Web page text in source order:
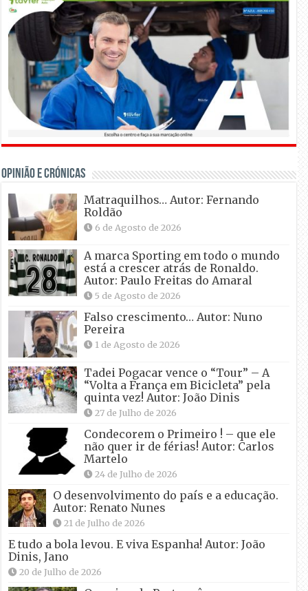
OPINIÃO E CRÓNICAS
Matraquilhos… Autor: Fernando
Roldão
6 de Agosto de 2026
A marca Sporting em todo o mundo
está a crescer atrás de Ronaldo.
Autor: Paulo Freitas do Amaral
5 de Agosto de 2026
Falso crescimento… Autor: Nuno
Pereira
1 de Agosto de 2026
Tadei Pogacar vence o “Tour” – A
“Volta a França em Bicicleta” pela
quinta vez! Autor: João Dinis
27 de Julho de 2026
Condecorem o Primeiro ! – que ele
não quer ir de férias! Autor: Carlos
Martelo
24 de Julho de 2026
O desenvolvimento do país e a educação.
Autor: Renato Nunes
21 de Julho de 2026
E tudo a bola levou. E viva Espanha! Autor: João
Dinis, Jano
20 de Julho de 2026